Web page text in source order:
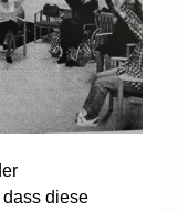
diese